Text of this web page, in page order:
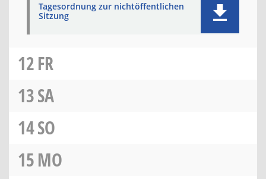
Tagesordnung zur nichtöffentlichen
Sitzung
12FR
13SA
14SO
15MO